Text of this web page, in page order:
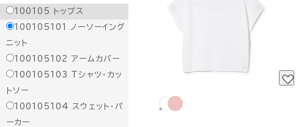
100105
トップス
100105101
ノーソーイング
ニット
100105102 アームカバー
100105103
Tシャツ・カッ
トソー
100105104
スウェット・パ
ーカー